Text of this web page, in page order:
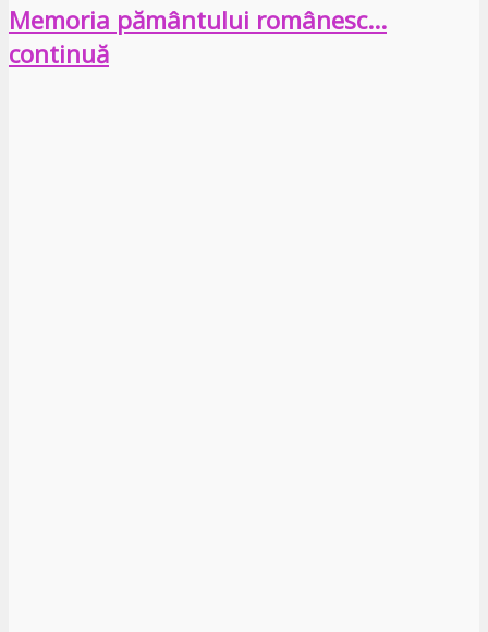
Memoria pământului românesc…
continuă